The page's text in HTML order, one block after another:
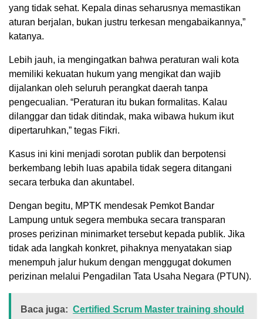
yang tidak sehat. Kepala dinas seharusnya memastikan
aturan berjalan, bukan justru terkesan mengabaikannya,”
katanya.
Lebih jauh, ia mengingatkan bahwa peraturan wali kota
memiliki kekuatan hukum yang mengikat dan wajib
dijalankan oleh seluruh perangkat daerah tanpa
pengecualian. “Peraturan itu bukan formalitas. Kalau
dilanggar dan tidak ditindak, maka wibawa hukum ikut
dipertaruhkan,” tegas Fikri.
Kasus ini kini menjadi sorotan publik dan berpotensi
berkembang lebih luas apabila tidak segera ditangani
secara terbuka dan akuntabel.
Dengan begitu, MPTK mendesak Pemkot Bandar
Lampung untuk segera membuka secara transparan
proses perizinan minimarket tersebut kepada publik. Jika
tidak ada langkah konkret, pihaknya menyatakan siap
menempuh jalur hukum dengan menggugat dokumen
perizinan melalui Pengadilan Tata Usaha Negara (PTUN).
Baca juga: Certified Scrum Master training should